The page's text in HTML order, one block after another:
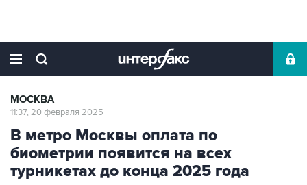
МОСКВА
11:37, 20 февраля 2025
В метро Москвы оплата по
биометрии появится на всех
турникетах до конца 2025 года